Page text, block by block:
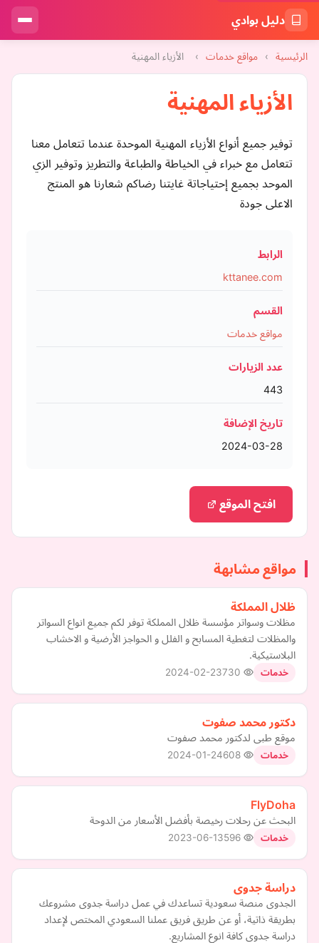
دليل بوادي
الرئيسية › مواقع خدمات › الأزياء المهنية
الأزياء المهنية
توفير جميع أنواع الأزياء المهنية الموحدة عندما تتعامل معنا
تتعامل مع خبراء في الخياطة والطباعة والتطريز وتوفير الزي
الموحد بجميع إحتياجاتة غايتنا رضاكم شعارنا هو المنتج
الاعلى جودة
الرابط
kttanee.com
القسم
مواقع خدمات
عدد الزيارات
443
تاريخ الإضافة
2024-03-28
افتح الموقع
مواقع مشابهة
ظلال المملكة
مظلات وسواتر مؤسسة ظلال المملكة توفر لكم جميع انواع السواتر
والمظلات لتغطية المسابح و الفلل و الحواجز الأرضية و الاخشاب
البلاستيكية.
خدمات 2024-02-23
دكتور محمد صفوت
موقع طبى لدكتور محمد صفوت
خدمات 2024-01-24
FlyDoha
البحث عن رحلات رخيصة بأفضل الأسعار من الدوحة
خدمات 2023-06-13
دراسة جدوى
الجدوى منصة سعودية تساعدك في عمل دراسة جدوى مشروعك
بطريقة ذاتية، أو عن طريق فريق عملنا السعودي المختص لإعداد
دراسة جدوى كافة انوع المشاريع.